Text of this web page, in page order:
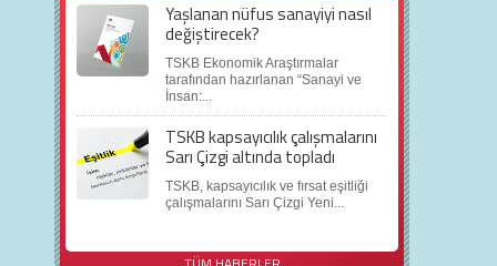
Yaşlanan nüfus sanayiyi nasıl
değiştirecek?
TSKB Ekonomik Araştırmalar
tarafından hazırlanan “Sanayi ve
İnsan:...
TSKB kapsayıcılık çalışmalarını
Sarı Çizgi altında topladı
TSKB, kapsayıcılık ve fırsat eşitliği
çalışmalarını Sarı Çizgi Yeni...